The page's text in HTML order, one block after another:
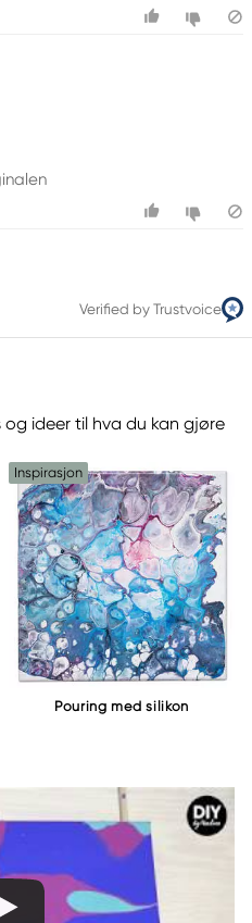
Verified by Trustvoice
og ideer til hva du kan gjøre
Inspirasjon
Pouring med silikon